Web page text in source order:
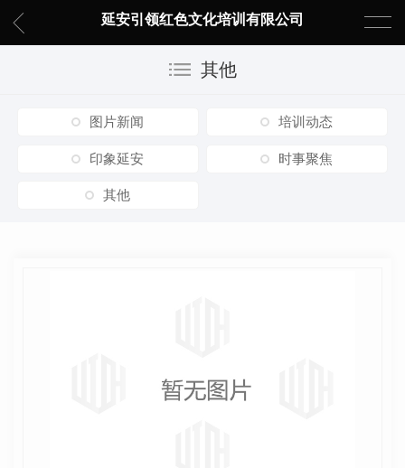
延安引领红色文化培训有限公司
其他
图片新闻 培训动态
印象延安 时事聚焦
其他